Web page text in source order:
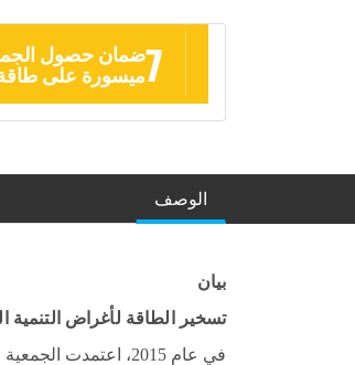
7ضمان حصول
ميسورة على طاقة
الوصف
بيان
تسخير الطاقة لأغراض التنمية
في عام 2015، اعتمدت الجمعية